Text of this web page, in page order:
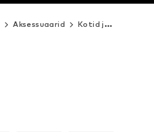
Aksessuaarid Kotid ja seljakotid